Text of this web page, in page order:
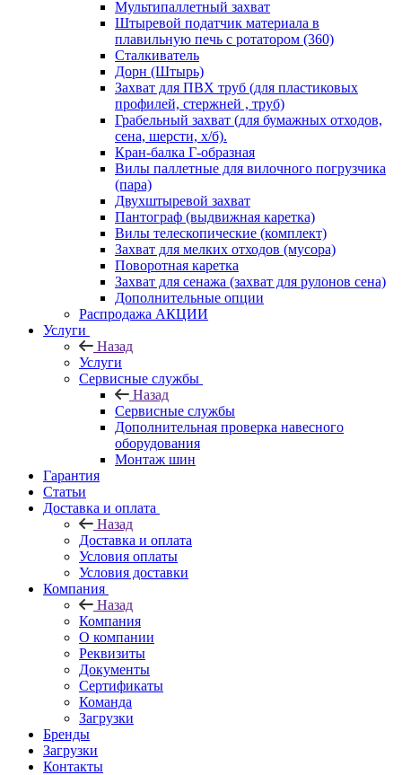
Мультипаллетный захват
Штыревой податчик материала в
плавильную печь с ротатором (360)
Сталкиватель
Дорн (Штырь)
Захват для ПВХ труб (для пластиковых
профилей, стержней , труб)
Грабельный захват (для бумажных отходов,
сена, шерсти, х/б).
Кран-балка Г-образная
Вилы паллетные для вилочного погрузчика
(пара)
Двухштыревой захват
Пантограф (выдвижная каретка)
Вилы телескопические (комплект)
Захват для мелких отходов (мусора)
Поворотная каретка
Захват для сенажа (захват для рулонов сена)
Дополнительные опции
Распродажа АКЦИИ
Услуги
Назад
Услуги
Сервисные службы
Назад
Сервисные службы
Дополнительная проверка навесного
оборудования
Монтаж шин
Гарантия
Статьи
Доставка и оплата
Назад
Доставка и оплата
Условия оплаты
Условия доставки
Компания
Назад
Компания
О компании
Реквизиты
Документы
Сертификаты
Команда
Загрузки
Бренды
Загрузки
Контакты